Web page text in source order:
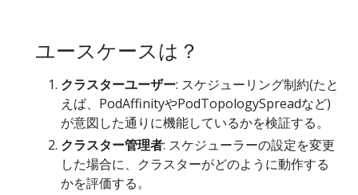
ユースケースは？
クラスターユーザー: スケジューリング制約(たと
えば、PodAffinityやPodTopologySpreadなど)
が意図した通りに機能しているかを検証する。
クラスター管理者: スケジューラーの設定を変更
した場合に、クラスターがどのように動作する
かを評価する。